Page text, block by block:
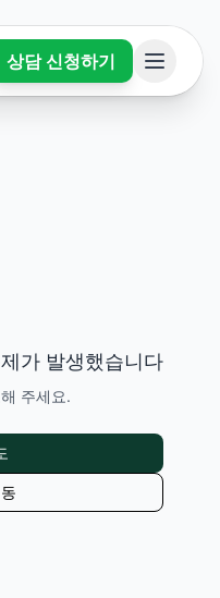
상담 신청하기
가 발생했습니다
주세요.